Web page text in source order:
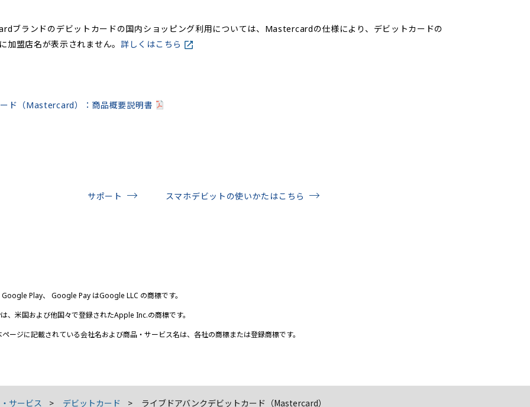
ブランドのデビットカードの国内ショッピング利用については、Mastercardの仕様により、デビットカードの
加盟店名が表示されません。 詳しくはこちら
ド（Mastercard）：商品概要説明書
サポート スマホデビットの使いかたはこちら
Play、 Google Pay はGoogle LLC の商標です。
、米国および他国々で登録されたApple Inc.の商標です。
ージに記載されている会社名および商品・サービス名は、各社の商標または登録商標です。
サービス デビットカード ライブドアバンクデビットカード（Mastercard）